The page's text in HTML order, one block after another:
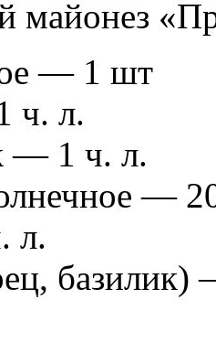
— 1 шт
ч. л.
— 1 ч. л.
—
л.
базилик)